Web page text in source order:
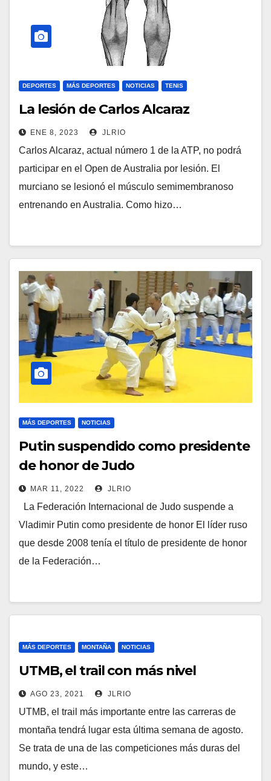
DEPORTES MÁS DEPORTES NOTICIAS TENIS
La lesión de Carlos Alcaraz
ENE 8, 2023 JLRIO
Carlos Alcaraz, actual número 1 de la ATP, no podrá
participar en el Open de Australia por lesión. El
murciano se lesionó el músculo semimembranoso
entrenando en Australia. Como hizo…
MÁS DEPORTES NOTICIAS
Putin suspendido como presidente
de honor de Judo
MAR 11, 2022 JLRIO
La Federación Internacional de Judo suspende a
Vladimir Putin como presidente de honor El líder ruso
que desde 2008 tenía el título de presidente de honor
de la Federación…
MÁS DEPORTES MONTAÑA NOTICIAS
UTMB, el trail con más nivel
AGO 23, 2021 JLRIO
UTMB, el trail más importante entre las carreras de
montaña tendrá lugar esta última semana de agosto.
Se trata de una de las competiciones más duras del
mundo, y este…